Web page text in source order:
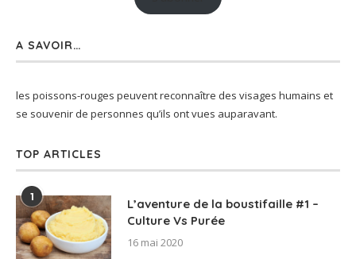
A SAVOIR…
les poissons-rouges peuvent reconnaître des visages humains et
se souvenir de personnes qu’ils ont vues auparavant.
TOP ARTICLES
1
L’aventure de la boustifaille #1 –
Culture Vs Purée
16 mai 2020